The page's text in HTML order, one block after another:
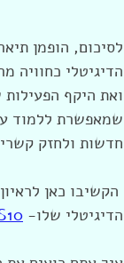
לסיכום, הופמן
הדיגיטלי כחוויה
ואת היקף
שמאפשרת ללמוד
חדשות ולחזק
הקשיבו כאן
הדיגיטלי שלו-